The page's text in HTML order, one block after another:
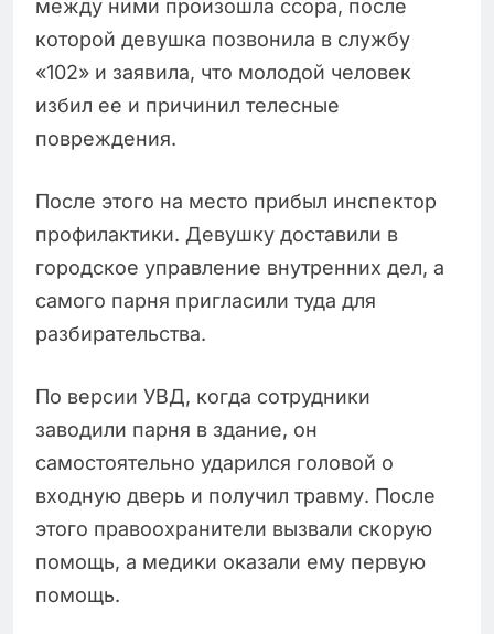
между ними произошла ссора, после
которой девушка позвонила в службу
«102» и заявила, что молодой человек
избил ее и причинил телесные
повреждения.
После этого на место прибыл инспектор
профилактики. Девушку доставили в
городское управление внутренних дел, а
самого парня пригласили туда для
разбирательства.
По версии УВД, когда сотрудники
заводили парня в здание, он
самостоятельно ударился головой о
входную дверь и получил травму. После
этого правоохранители вызвали скорую
помощь, а медики оказали ему первую
помощь.